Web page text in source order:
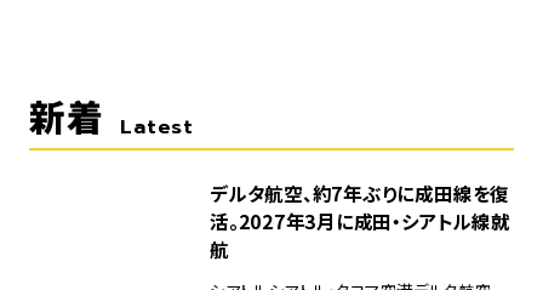
新着 Latest
デルタ航空、約7年ぶりに成田線を復
活。2027年3月に成田・シアトル線就
航